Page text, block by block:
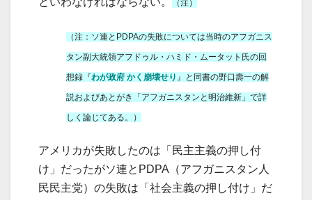
（注）
（注：ソ連とPDPAの失敗については当時のアフガニス
タン副大統領アフドゥル・ハミド・ムータット氏の回
想録『わが政府 かく崩壊せり 』と同書の野口壽一の解
説およびあとがき「アフガニスタンと明治維新」で詳
しく論じてある。）
アメリカが失敗したのは「民主主義の押し付
け」だったがソ連とPDPA（アフガニスタン人
民民主党）の失敗は「社会主義の押し付け」だ